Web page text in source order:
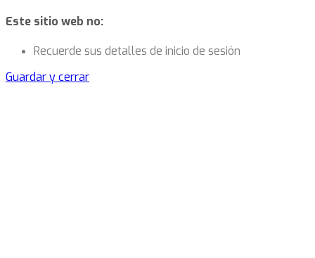
Este sitio web no:
Recuerde sus detalles de inicio de sesión
Guardar y cerrar